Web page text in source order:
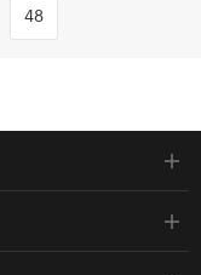
48